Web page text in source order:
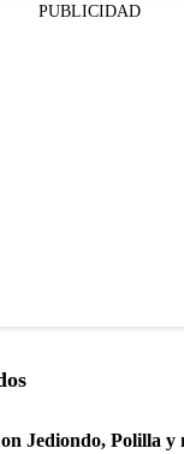
PUBLICIDAD
Jediondo, Polilla y